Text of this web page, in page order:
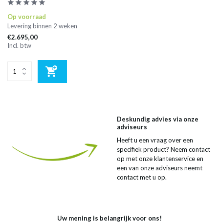
Op voorraad
Levering binnen 2 weken
€2.695,00
Incl. btw
Deskundig advies via onze
adviseurs
Heeft u een vraag over een
specifiek product? Neem contact
op met onze klantenservice en
een van onze adviseurs neemt
contact met u op.
Uw mening is belangrijk voor ons!